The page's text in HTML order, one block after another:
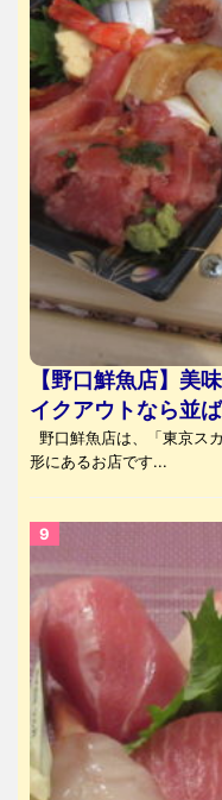
【野口鮮魚店】美
イクアウトなら並
野口鮮魚店は、「東京ス
形にあるお店です...